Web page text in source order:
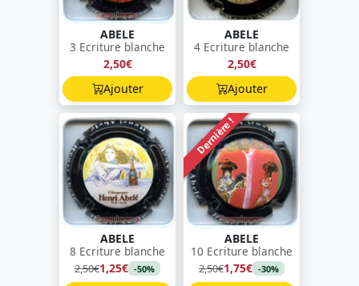
ABELE
3 Ecriture blanche
2,50€
Ajouter
ABELE
4 Ecriture blanche
2,50€
Ajouter
ABELE
8 Ecriture blanche
2,50€1,25€ -50%
Dernière !
ABELE
10 Ecriture blanche
2,50€1,75€ -30%